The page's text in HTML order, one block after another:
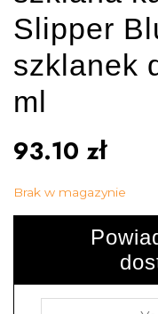
Slipper
szklanek
ml
93.10 zł
Brak w magazynie